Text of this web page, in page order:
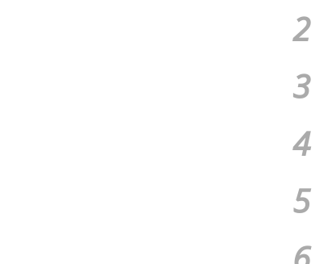
2
3
4
5